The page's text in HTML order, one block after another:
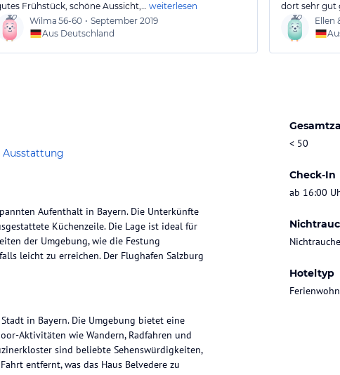
Frühstück, schöne Aussicht,… weiterlesen
Wilma 56-60 • September 2019
Aus Deutschland
dort sehr gut
Ellen
Ausstattung
< 50
Check-In
ab 16:00
Hoteltyp
Aufenthalt in Bayern. Die Unterkünfte
Küchenzeile. Die Lage ist ideal für
der Umgebung, wie die Festung
leicht zu erreichen. Der Flughafen Salzburg
in Bayern. Die Umgebung bietet eine
Aktivitäten wie Wandern, Radfahren und
sind beliebte Sehenswürdigkeiten,
entfernt, was das Haus Belvedere zu